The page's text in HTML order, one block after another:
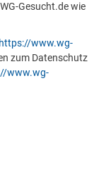
Gesucht.de wie
https://www.wg-
zum Datenschutz
www.wg-